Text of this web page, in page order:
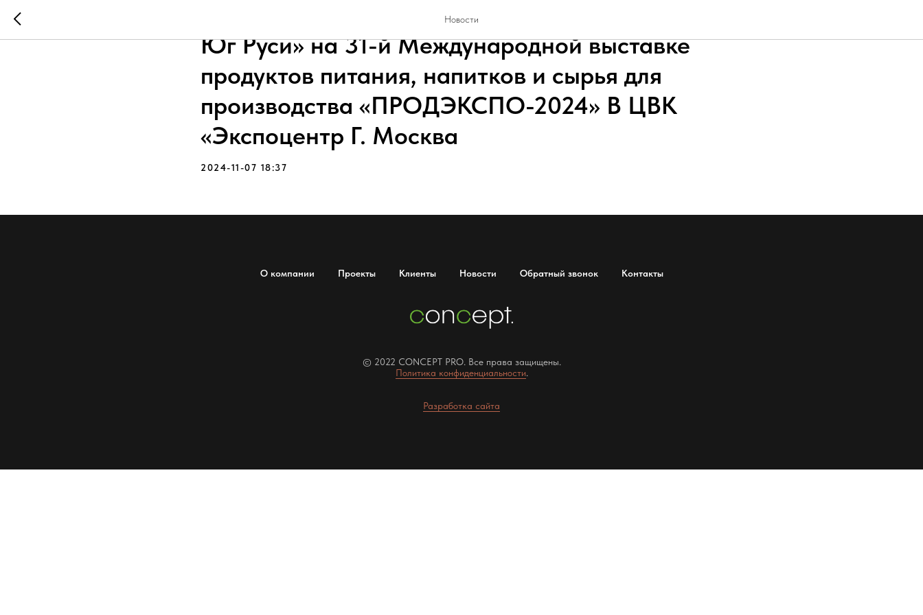
Новости
Выставочный стенд для компании ООО «МЭЗ
Юг Руси» на 31-й Международной выставке
продуктов питания, напитков и сырья для
производства «ПРОДЭКСПО-2024» В ЦВК
«Экспоцентр Г. Москва
2024-11-07 18:37
О компании Проекты Клиенты Новости Обратный звонок Контакты
© 2022 CONCEPT PRO. Все права защищены.
Политика конфиденциальности.
Разработка сайта